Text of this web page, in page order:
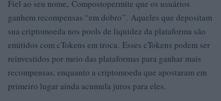
Fiel ao seu nome, Compostopermite que os usuários
ganhem recompensas “em dobro”. Aqueles que depositam
sua criptomoeda nos pools de liquidez da plataforma são
emitidos com cTokens em troca. Esses cTokens podem ser
reinvestidos por meio das plataformas para ganhar mais
recompensas, enquanto a criptomoeda que apostaram em
primeiro lugar ainda acumula juros para eles.